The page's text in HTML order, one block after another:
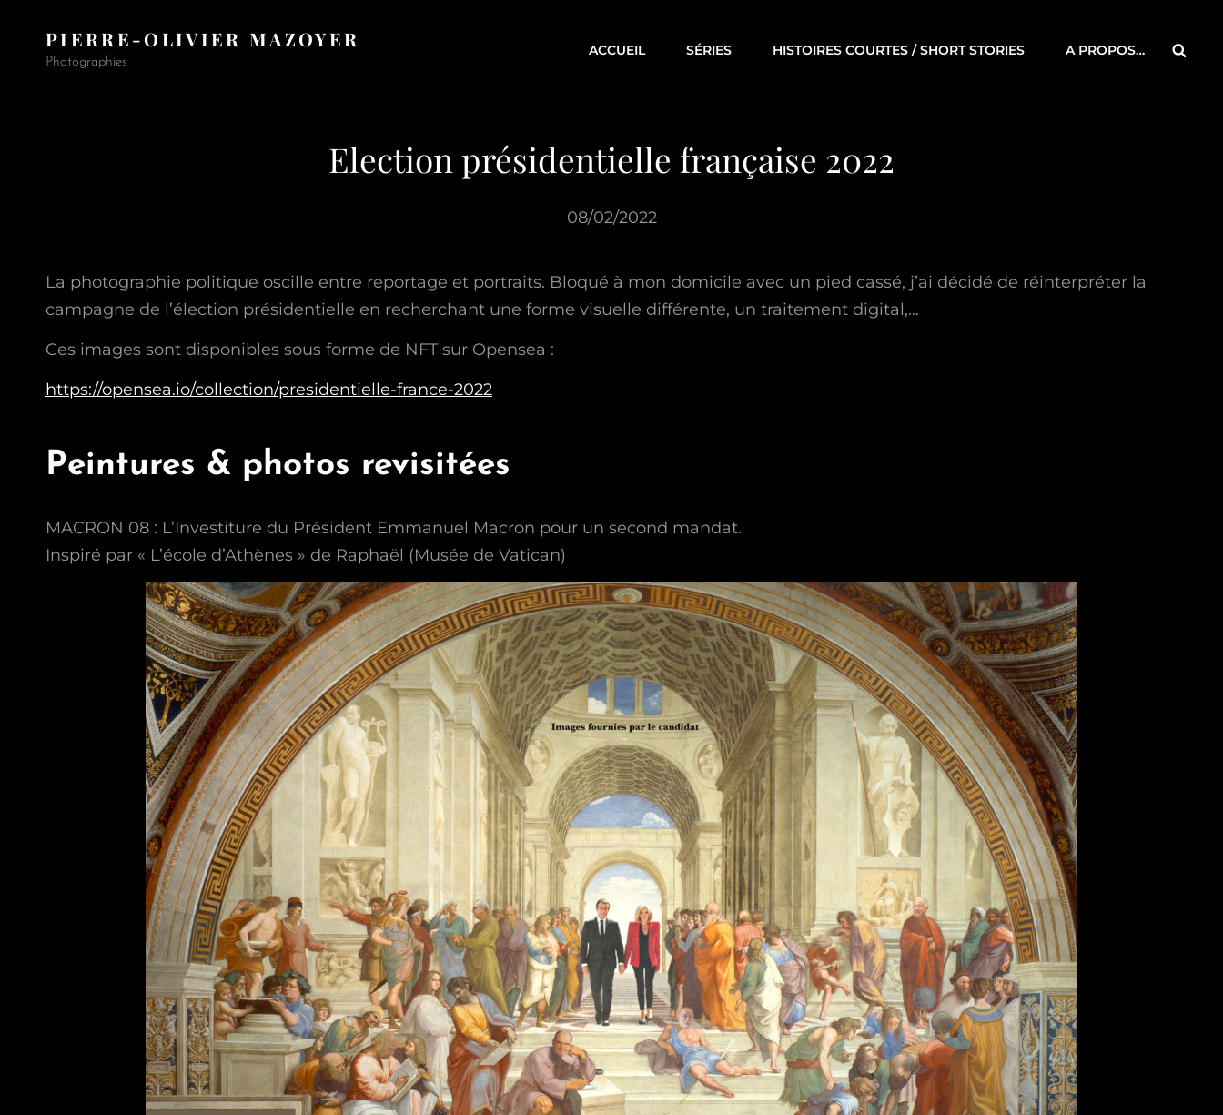
PIERRE-OLIVIER MAZOYER
Photographies
ACCUEIL SÉRIES HISTOIRES COURTES / SHORT STORIES A PROPOS…
Election présidentielle française 2022
08/02/2022
La photographie politique oscille entre reportage et portraits. Bloqué à mon domicile avec un pied cassé, j’ai décidé de réinterpréter la
campagne de l’élection présidentielle en recherchant une forme visuelle différente, un traitement digital,…
Ces images sont disponibles sous forme de NFT sur Opensea :
https://opensea.io/collection/presidentielle-france-2022
Peintures & photos revisitées
MACRON 08 : L’Investiture du Président Emmanuel Macron pour un second mandat.
Inspiré par « L’école d’Athènes » de Raphaël (Musée de Vatican)